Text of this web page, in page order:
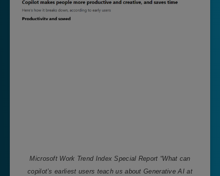
Microsoft Work Trend Index Special Report “What can
copilot’s earliest users teach us about Generative AI at